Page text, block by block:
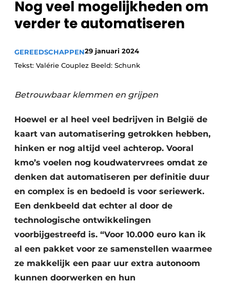
Vacature aanmelden
Vacatures
Nog veel mogelijkheden om
verder te automatiseren
GEREEDSCHAPPEN29 januari 2024
Tekst: Valérie Couplez Beeld: Schunk
Betrouwbaar klemmen en grijpen
Hoewel er al heel veel bedrijven in België de
kaart van automatisering getrokken hebben,
hinken er nog altijd veel achterop. Vooral
kmo’s voelen nog koudwatervrees omdat ze
denken dat automatiseren per definitie duur
en complex is en bedoeld is voor seriewerk.
Een denkbeeld dat echter al door de
technologische ontwikkelingen
voorbijgestreefd is. “Voor 10.000 euro kan ik
al een pakket voor ze samenstellen waarmee
ze makkelijk een paar uur extra autonoom
kunnen doorwerken en hun